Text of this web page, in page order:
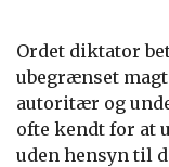
Ordet diktator
ubegrænset
autoritær og
ofte kendt for at
uden hensyn til